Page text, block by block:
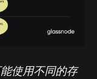
使用不同的存